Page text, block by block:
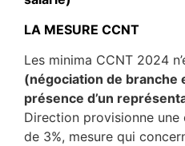
LA MESURE CCNT
Les minima CCNT 2024
(négociation de branche
présence d’un
Direction provisionne
de 3%, mesure qui